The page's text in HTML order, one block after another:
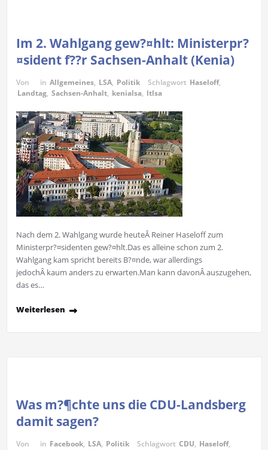
Im 2. Wahlgang gew?¤hlt: Ministerpr?
¤sident f??r Sachsen-Anhalt (Kenia)
Von in Allgemeines, LSA, Politik Schlagwort Haseloff,
Landtag, Sachsen-Anhalt, kenialsa, ltlsa
Nach dem 2. Wahlgang wurde heuteÂ Reiner Haseloff zum
Ministerpr?¤sidenten gew?¤hlt.Das es alleine schon zum 2.
Wahlgang kam spricht bereits B?¤nde, war allerdings
jedochÂ kaum anders zu erwarten.Man kann davonÂ auszugehen,
das es…
Weiterlesen
Was m?¶chte uns die CDU-Landsberg
damit sagen?
Von in Facebook, LSA, Politik Schlagwort CDU, Haseloff,